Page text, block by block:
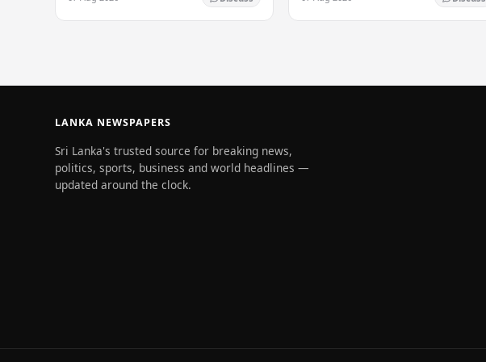
දෙනෙකු තුවාල ලබා ඇති මෙම සිදුවීම රටේ
බන්ධනාගාර ක්‍රමය පිළිබඳ…
සෙබළුන් යෙදවීමට බලධාරීන් තීරණය කර
ඇති බව…
LANKA NEWSPAPERS
Sri Lanka's trusted source for breaking news,
politics, sports, business and world headlines —
updated around the clock.